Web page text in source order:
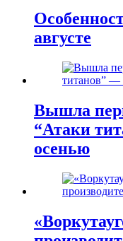
августе
Вышла
“Атаки
осенью